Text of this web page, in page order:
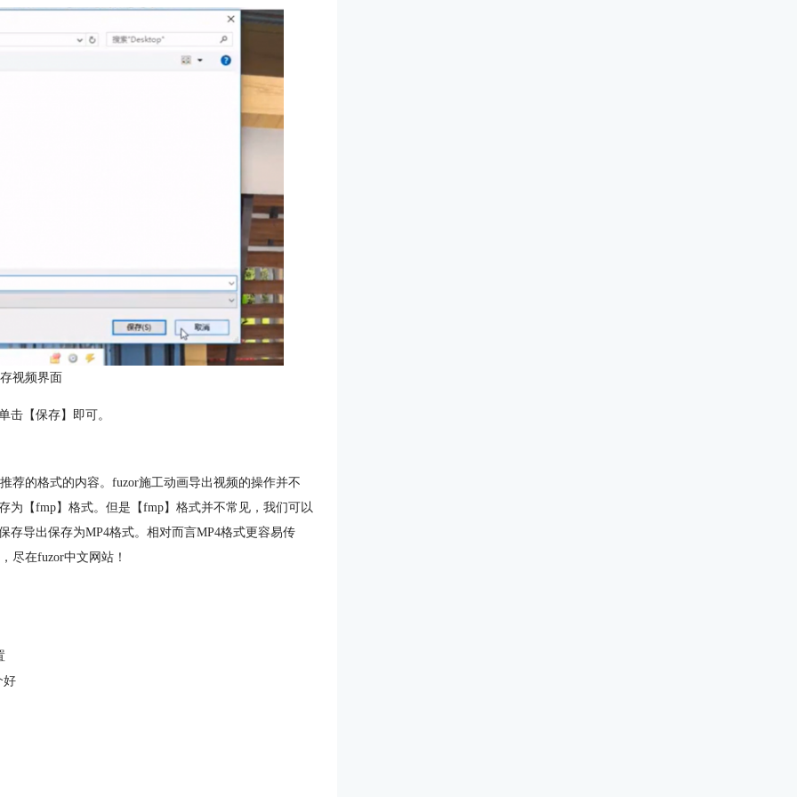
视频界面
击【保存】即可。
荐的格式的内容。fuzor施工动画导出视频的操作并不
为【fmp】格式。但是【fmp】格式并不常见，我们可以
存导出保存为MP4格式。相对而言MP4格式更容易传
尽在fuzor中文网站！
好